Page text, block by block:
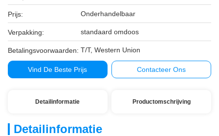
Prijs: Onderhandelbaar
Verpakking: standaard omdoos
Betalingsvoorwaarden: T/T, Western Union
Vind De Beste Prijs Contacteer Ons
Detailinformatie Productomschrijving
Detailinformatie